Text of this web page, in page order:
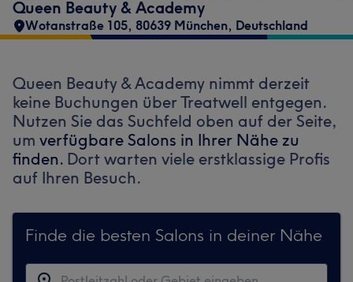
Queen Beauty & Academy
Wotanstraße 105, 80639 München, Deutschland
Queen Beauty & Academy nimmt derzeit
keine Buchungen über Treatwell entgegen.
Nutzen Sie das Suchfeld oben auf der Seite,
um verfügbare Salons in Ihrer Nähe zu
finden. Dort warten viele erstklassige Profis
auf Ihren Besuch.
Finde die besten Salons in deiner Nähe